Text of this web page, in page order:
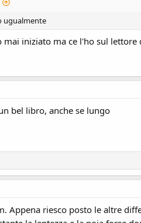
ugualmente
mai iniziato ma ce l'ho sul
bel libro, anche se lungo
Appena riesco posto le altre